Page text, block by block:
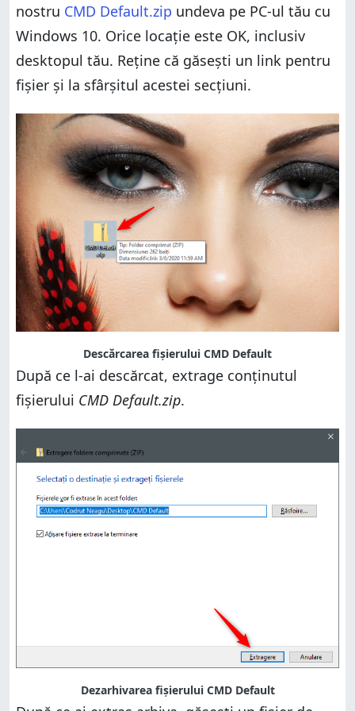
nostru CMD Default.zip undeva pe PC-ul tău cu
Windows 10. Orice locație este OK, inclusiv
desktopul tău. Reține că găsești un link pentru
fișier și la sfârșitul acestei secțiuni.
Descărcarea fișierului CMD Default
După ce l-ai descărcat, extrage conținutul
fișierului CMD Default.zip.
Dezarhivarea fișierului CMD Default